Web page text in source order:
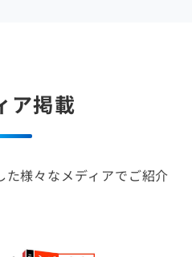
ア掲載
様々なメディアでご紹介